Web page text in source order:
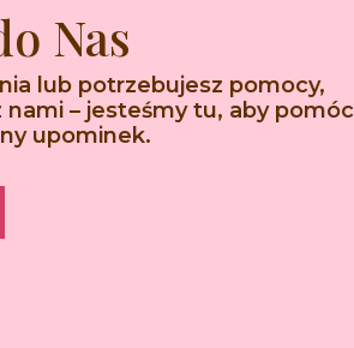
Nas
lub potrzebujesz pomocy,
– jesteśmy tu, aby pomóc
upominek.